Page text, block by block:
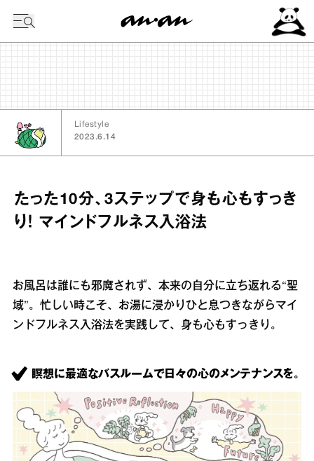
Lifestyle
2023.6.14
たった10分、3ステップで身も心もすっき
り！ マインドフルネス入浴法
お風呂は誰にも邪魔されず、本来の自分に立ち返れる“聖
域”。忙しい時こそ、お湯に浸かりひと息つきながらマイ
ンドフルネス入浴法を実践して、身も心もすっきり。
瞑想に最適なバスルームで日々の心のメンテナンスを。